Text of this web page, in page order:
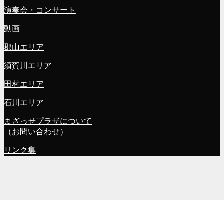
演奏会・コンサート
動画
郡山エリア
須賀川エリア
田村エリア
石川エリア
まざっせプラザについて
（お問い合わせ）
リンク集